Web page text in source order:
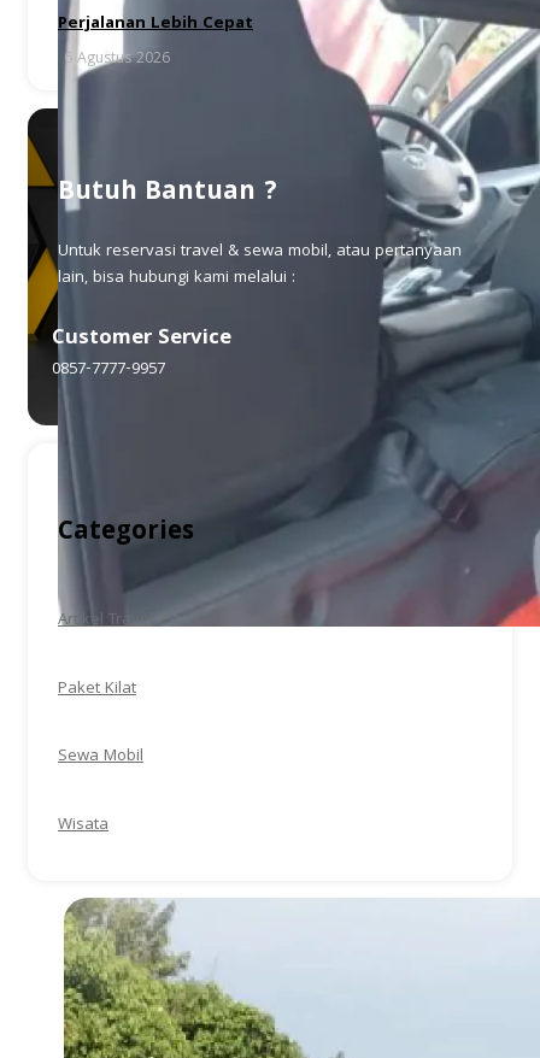
Perjalanan Lebih Cepat
6 Agustus 2026
Butuh Bantuan ?
Untuk reservasi travel & sewa mobil, atau pertanyaan
lain, bisa hubungi kami melalui :
Customer Service
0857-7777-9957
Categories
Artikel Travel
Paket Kilat
Sewa Mobil
Wisata